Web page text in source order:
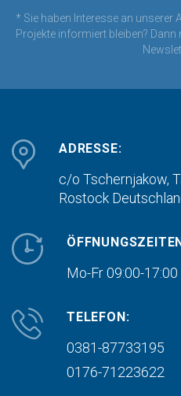
* Sie haben Interesse an unserer
Projekte informiert bleiben?
ADRESSE:
c/o Tschernjakow,
Rostock
Mo-Fr 09:00-17:00
TELEFON:
0381-87733195
0176-71223622